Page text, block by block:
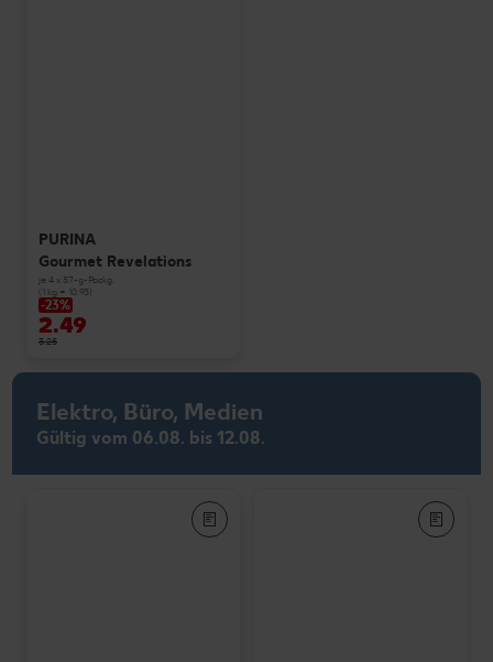
PURINA
Gourmet Revelations
je 4 x 57-g-Packg.
(1 kg = 10.93)
-23%
2.49
3.25
Elektro, Büro, Medien
Gültig vom 06.08. bis 12.08.